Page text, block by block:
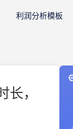
利润分析模板
，